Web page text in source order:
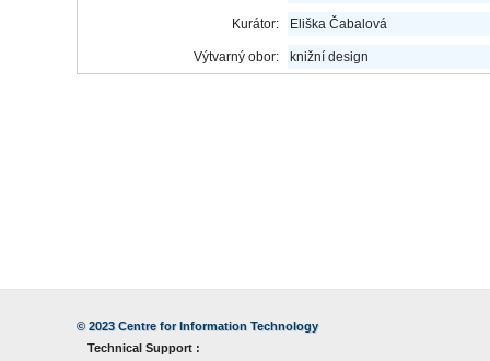
Kurátor: Eliška Čabalová
Výtvarný obor: knižní design
© 2023 Centre for Information Technology
Technical Support :